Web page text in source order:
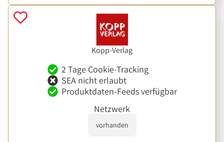
Kopp-Verlag
2 Tage Cookie-Tracking
SEA nicht erlaubt
Produktdaten-Feeds verfügbar
Netzwerk
vorhanden